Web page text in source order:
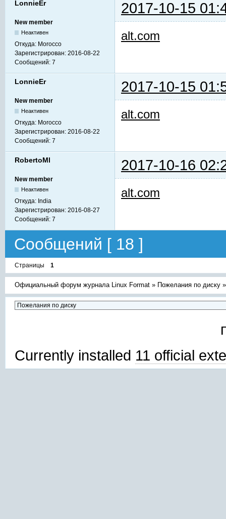
LonnieEr 2017-10-15
New member
Неактивен
Откуда: Morocco
Зарегистрирован: 2016-08-22
Сообщений: 7
alt.com
LonnieEr 2017-10-15
New member
Неактивен
Откуда: Morocco
Зарегистрирован: 2016-08-22
Сообщений: 7
alt.com
RobertoMl 2017-10-16
New member
Неактивен
Откуда: India
Зарегистрирован: 2016-08-27
Сообщений: 7
alt.com
Сообщений [ 18 ]
Страницы 1
Официальный форум журнала Linux Format » Пожелания по диску
Currently installed 11 official